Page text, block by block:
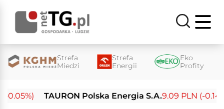
Strefa
Miedzi
Strefa
Energii
Eko
Profity
TAURON Polska Energia S.A.9.09 PLN (-0.14%)